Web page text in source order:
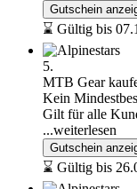
Gutschein
⌛ Gültig bis
5.
MTB Gear
Kein
Gilt für alle
...weiterlesen
Gutschein
⌛ Gültig bis